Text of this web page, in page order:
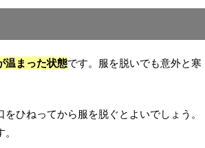
温まった状態です。服を脱いでも意外と寒
ひねってから服を脱ぐとよいでしょう。